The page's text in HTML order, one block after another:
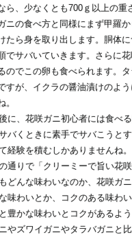
ら、少なくとも700ｇ以上の
ニの食べ方と同様にまず甲羅
たら身を取り出します。胴体
でサバいていきます。さらに
のでこの卵も食べられます。
すが、イクラの醤油漬けのよ
に、花咲ガニ初心者には食べ
バくときに素手でサバこうと
経験を積むしかありませんね
通りで「クリーミーで旨い花
どんな味わいなのか、花咲ガ
味わいとか、コクのある味わ
豊かな味わいとコクがあるよ
やズワイガニやタラバガニと